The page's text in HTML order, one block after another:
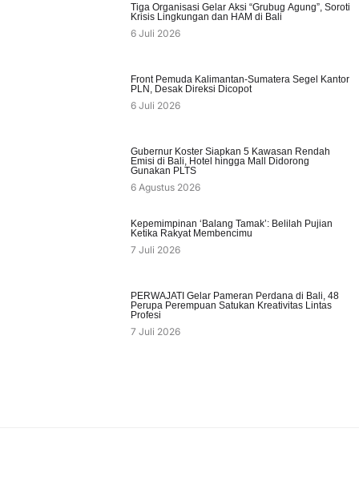
Tiga Organisasi Gelar Aksi “Grubug Agung”, Soroti
Krisis Lingkungan dan HAM di Bali
6 Juli 2026
Front Pemuda Kalimantan-Sumatera Segel Kantor
PLN, Desak Direksi Dicopot
6 Juli 2026
Gubernur Koster Siapkan 5 Kawasan Rendah
Emisi di Bali, Hotel hingga Mall Didorong
Gunakan PLTS
6 Agustus 2026
Kepemimpinan ‘Balang Tamak’: Belilah Pujian
Ketika Rakyat Membencimu
7 Juli 2026
PERWAJATI Gelar Pameran Perdana di Bali, 48
Perupa Perempuan Satukan Kreativitas Lintas
Profesi
7 Juli 2026